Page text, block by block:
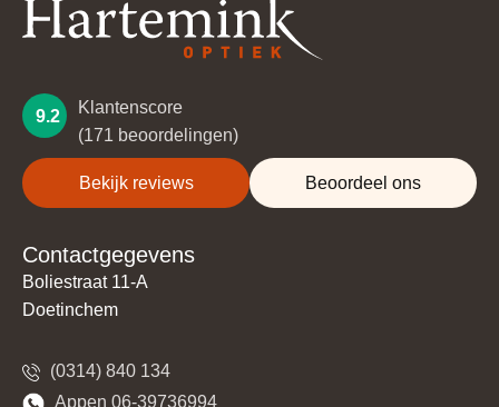
Contactgegevens
Boliestraat 11-A
Doetinchem
(0314) 840 134
​​Appen 06-39736994
9.2
Klantenscore
(171 beoordelingen)
Bekijk reviews Beoordeel ons